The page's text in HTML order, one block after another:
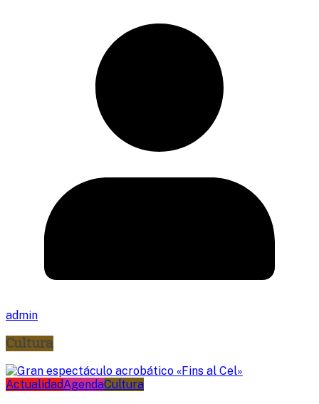
admin
Cultura
ActualidadAgendaCultura